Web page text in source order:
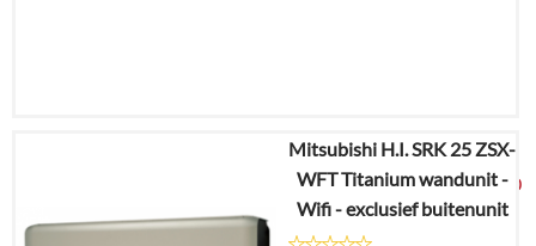
€2.411,53
€1.269,00
Mitsubishi H.I. SRK 25 ZSX-
WFT Titanium wandunit -
Wifi - exclusief buitenunit